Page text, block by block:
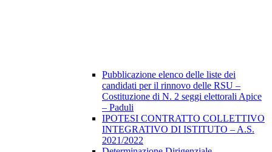
Pubblicazione elenco delle liste dei
candidati per il rinnovo delle RSU –
Costituzione di N. 2 seggi elettorali Apice
– Paduli
IPOTESI CONTRATTO COLLETTIVO
INTEGRATIVO DI ISTITUTO – A.S.
2021/2022